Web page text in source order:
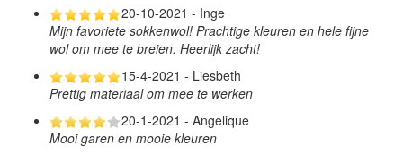
20-10-2021 - Inge
Mijn favoriete sokkenwol! Prachtige kleuren en hele fijne
wol om mee te breien. Heerlijk zacht!
15-4-2021 - Liesbeth
Prettig materiaal om mee te werken
20-1-2021 - Angelique
Mooi garen en mooie kleuren